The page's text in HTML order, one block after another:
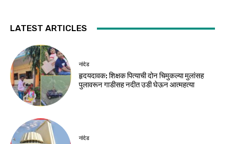
LATEST ARTICLES
नांदेड
हृदयदावक: शिक्षक पित्याची दोन चिमुकल्या मुलांसह
पुलावरून गाडीसह नदीत उडी घेऊन आत्महत्या
नांदेड